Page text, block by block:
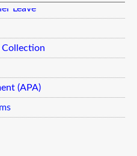
Leave
Collection
(APA)